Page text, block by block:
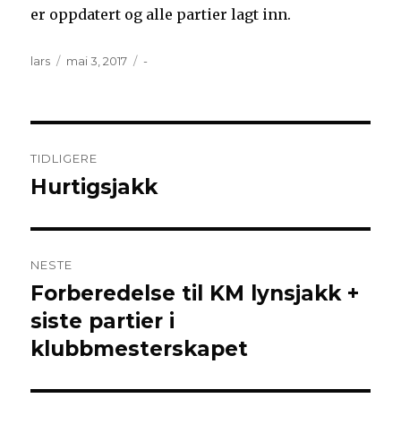
er oppdatert og alle partier lagt inn.
Forfatter
lars Publisert
mai 3, 2017 Kategorier
-
TIDLIGERE
Forrige
Hurtigsjakk
NESTE
Neste
innlegg:
Forberedelse til KM lynsjakk +
siste partier i
klubbmesterskapet